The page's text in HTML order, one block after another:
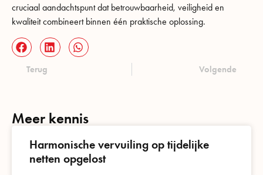
cruciaal aandachtspunt dat betrouwbaarheid, veiligheid en
kwaliteit combineert binnen één praktische oplossing.
Terug Volgende
Meer kennis
Harmonische vervuiling op tijdelijke
netten opgelost